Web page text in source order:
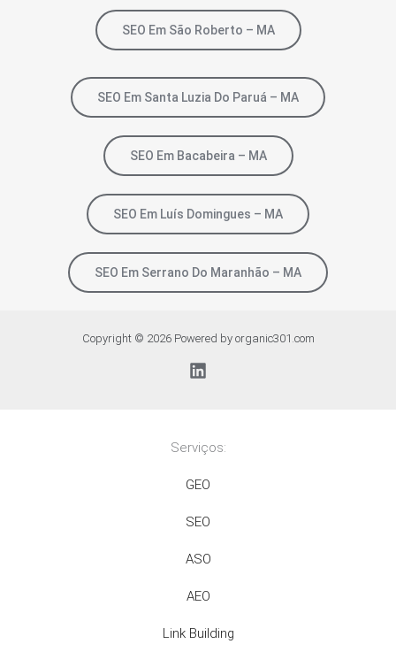
SEO Em São Roberto – MA
SEO Em Santa Luzia Do Paruá – MA
SEO Em Bacabeira – MA
SEO Em Luís Domingues – MA
SEO Em Serrano Do Maranhão – MA
Copyright © 2026 Powered by organic301.com
Serviços:
GEO
SEO
ASO
AEO
Link Building